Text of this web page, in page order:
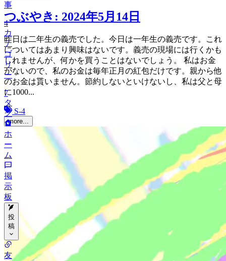
事
4
カ
テ
ゴ
リ
ー
7
タ
グ
ホ
ー
ム
掲
示
板
投
稿
カ
友
つぶやき: 2024年5月14日
昨日は二年生の義売でした。今日は一年生の義売です。これ
についてはあまり興味はないです。義売の現場には行くかも
しれませんが、何かを買うことはないでしょう。 私はお金
がないので、私のお金は毎年正月の紅包だけです。親から他
のお金は貰いません。節約しないといけないし、私は父と母
に1000...
S-4
more...